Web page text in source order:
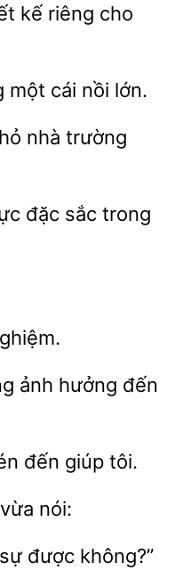
riêng cho
một lớn.
nhà trường
sắc trong
ảnh hưởng đến
giúp tôi.
nói:
không?”